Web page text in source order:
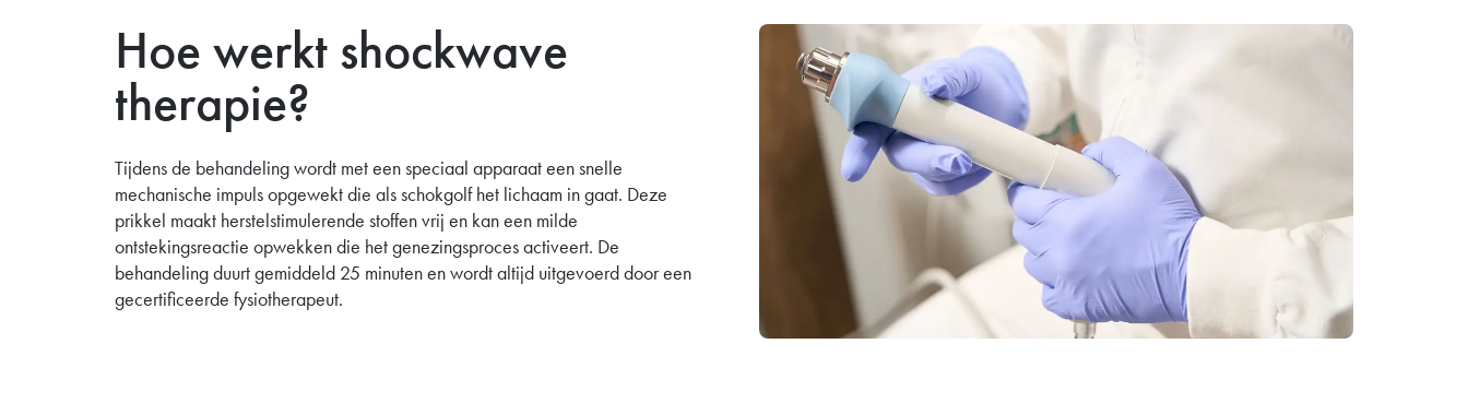
Hoe werkt shockwave
therapie?
Tijdens de behandeling wordt met een speciaal apparaat een snelle
mechanische impuls opgewekt die als schokgolf het lichaam in gaat. Deze
prikkel maakt herstelstimulerende stoffen vrij en kan een milde
ontstekingsreactie opwekken die het genezingsproces activeert. De
behandeling duurt gemiddeld 25 minuten en wordt altijd uitgevoerd door een
gecertificeerde fysiotherapeut.